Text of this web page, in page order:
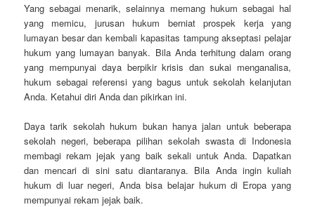
Yang sebagai menarik, selainnya memang hukum sebagai hal
yang memicu, jurusan hukum berniat prospek kerja yang
lumayan besar dan kembali kapasitas tampung akseptasi pelajar
hukum yang lumayan banyak. Bila Anda terhitung dalam orang
yang mempunyai daya berpikir krisis dan sukai menganalisa,
hukum sebagai referensi yang bagus untuk sekolah kelanjutan
Anda. Ketahui diri Anda dan pikirkan ini.
Daya tarik sekolah hukum bukan hanya jalan untuk beberapa
sekolah negeri, beberapa pilihan sekolah swasta di Indonesia
membagi rekam jejak yang baik sekali untuk Anda. Dapatkan
dan mencari di sini satu diantaranya. Bila Anda ingin kuliah
hukum di luar negeri, Anda bisa belajar hukum di Eropa yang
mempunyai rekam jejak baik.